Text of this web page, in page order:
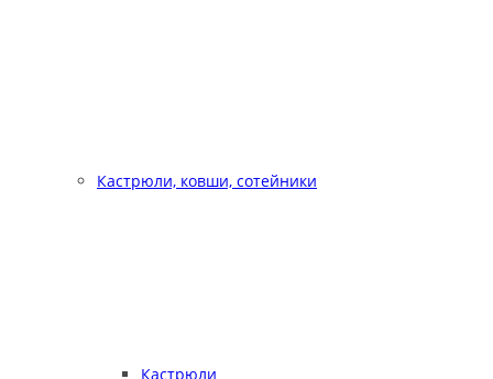
Кастрюли, ковши, сотейники
Кастрюли